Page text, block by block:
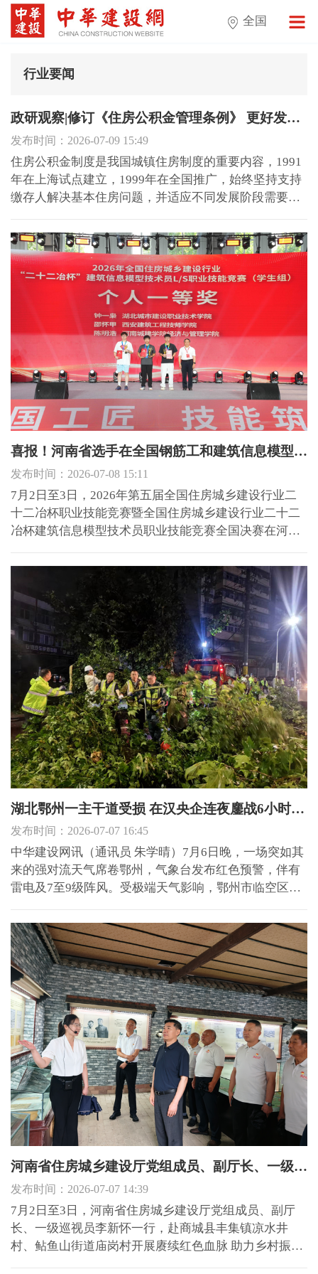
全国
行业要闻
政研观察|修订《住房公积金管理条例》 更好发挥住房公积金制度作用
发布时间：2026-07-09 15:49
住房公积金制度是我国城镇住房制度的重要内容，1991
年在上海试点建立，1999年在全国推广，始终坚持支持
缴存人解决基本住房问题，并适应不同发展阶段需要，
住房城乡建设部近期对《住房公积金管理条例》进行了
系统性修订，形成《住房公积金管理条例（修订征求意
见稿）》（以...
喜报！河南省选手在全国钢筋工和建筑信息模型技术员职业技能竞赛中取得佳绩
发布时间：2026-07-08 15:11
7月2日至3日，2026年第五届全国住房城乡建设行业二
十二冶杯职业技能竞赛暨全国住房城乡建设行业二十二
冶杯建筑信息模型技术员职业技能竞赛全国决赛在河北
精湛技艺取得佳绩，在全国住建技能竞赛舞台上一展风
置紧扣建筑...
湖北鄂州一主干道受损 在汉央企连夜鏖战6小时抢通
发布时间：2026-07-07 16:45
中华建设网讯（通讯员 朱学晴）7月6日晚，一场突如其
来的强对流天气席卷鄂州，气象台发布红色预警，伴有
雷电及7至9级阵风。受极端天气影响，鄂州市临空区主
陷入瘫痪。 当晚23时，中建三局三公司启动应急预案，
黄鄂黄地下综合管廊、沙塘棚户区改造等鄂东片区项目
团队调集...
河南省住房城乡建设厅党组成员、副厅长、一级巡视员李新怀带队赴商城县定点帮扶村开展庆祝建党105周年主题党日活动
发布时间：2026-07-07 14:39
7月2日至3日，河南省住房城乡建设厅党组成员、副厅
长、一级巡视员李新怀一行，赴商城县丰集镇凉水井
村、鲇鱼山街道庙岗村开展赓续红色血脉 助力乡村振兴